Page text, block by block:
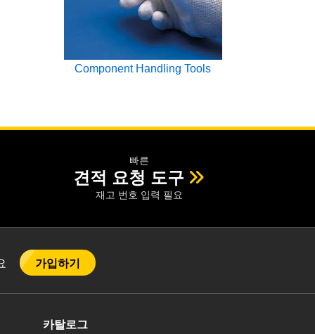
Component Handling Tools
빠른
견적 요청 도구
재고 번호 입력 필요
가입하기
카탈로그